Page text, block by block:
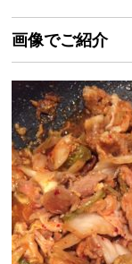
画像でご紹介